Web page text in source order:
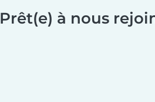
Prêt(e) à nous